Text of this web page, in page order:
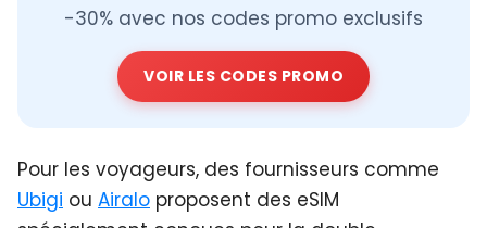
-30% avec nos codes promo exclusifs
VOIR LES CODES PROMO
Pour les voyageurs, des fournisseurs comme
Ubigi ou Airalo proposent des eSIM